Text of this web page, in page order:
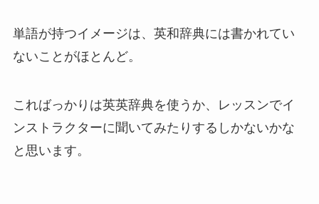
単語が持つイメージは、 英和辞典には書かれてい
ないことがほとんど。
こればっかりは英英辞典を使うか、レッスンでイ
ンストラクターに聞いてみたりするしかないかな
と思います。